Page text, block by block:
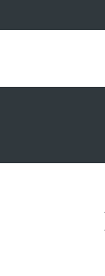
direct
hoofdinhoud